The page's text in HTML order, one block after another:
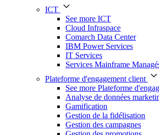
ICT
See more ICT
Cloud Infraspace
Comarch Data Center
IBM Power Services
IT Services
Services Mainframe
Plateforme d'engagement client
See more Plateforme
Analyse de données
Gamification
Gestion de la fidélisation
Gestion des campagnes